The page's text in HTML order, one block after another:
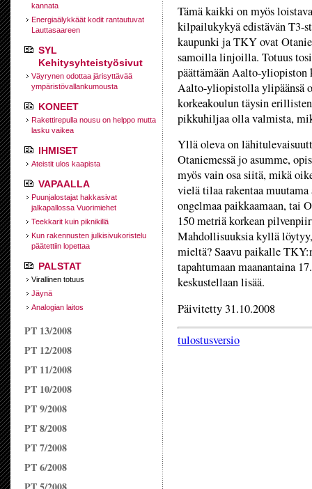
kannata
Energiaälykkäät kodit rantautuvat
Lauttasaareen
SYL
Kehitysyhteistyösivut
Väyrynen odottaa järisyttävää
ympäristövallankumousta
KONEET
Rakettirepulla nousu on helppo mutta
lasku vaikea
IHMISET
Ateistit ulos kaapista
VAPAALLA
Puunjalostajat hakkasivat
jalkapallossa Vuorimiehet
Teekkarit kuin piknikillä
Kun rakennusten julkisivukoristelu
päätettiin lopettaa
PALSTAT
Virallinen totuus
Jäynä
Analogian laitos
PT 13/2008
PT 12/2008
PT 11/2008
PT 10/2008
PT 9/2008
PT 8/2008
PT 7/2008
PT 6/2008
Tämä kaikki on myös
kilpailukykyä edistävän T3-
kaupunki ja TKY ovat
samoilla linjoilla. Totuus
päättämään Aalto-yliopiston
Aalto-yliopistolla ylipäänsä
korkeakoulun täysin
pikkuhiljaa olla valmista,
Yllä oleva on
Otaniemessä jo asumme,
myös vain osa siitä, mikä
vielä tilaa rakentaa
ongelmaa paikkaamaan, tai
150 metriä korkean
Mahdollisuuksia kyllä
mieltä? Saavu paikalle
tapahtumaan maanantaina
keskustellaan lisää.
Päivitetty 31.10.2008
tulostusversio